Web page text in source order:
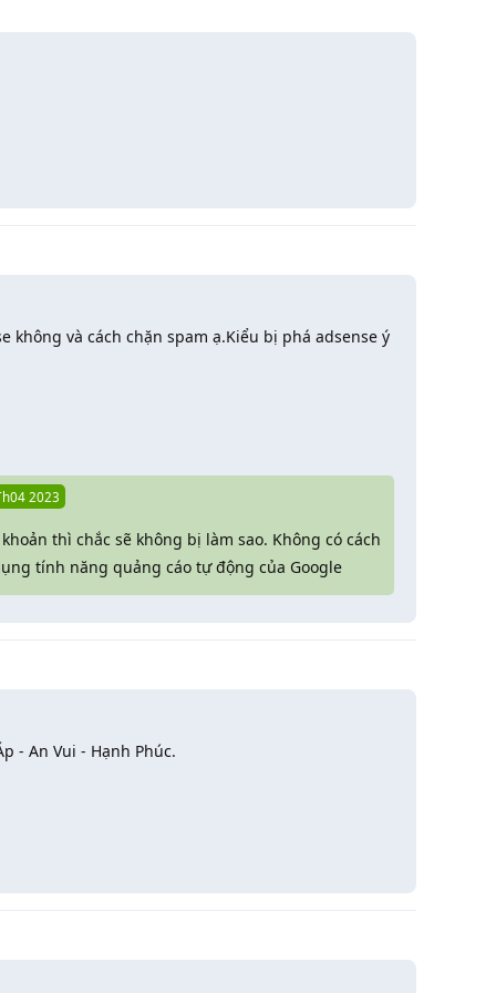
không và cách chặn spam ạ.Kiểu bị phá adsense ý
2023
thì chắc sẽ không bị làm sao. Không có cách
tính năng quảng cáo tự động của Google
- An Vui - Hạnh Phúc.